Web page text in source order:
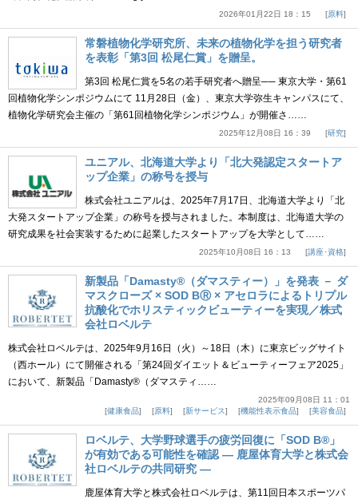
2026年01月22日 18：15 原料
常磐植物化学研究所、未来の植物化学を担う研究者
を表彰「第3回 松尾仁賞」を贈呈。
第3回 松尾仁賞を5名の若手研究者へ贈呈── 東京大学・第61
回植物化学シンポジウムにて 11月28日（金）、東京大学弥生キャンパスにて、
植物化学研究会主催の「第61回植物化学シンポジウム」が開催さ……
2025年12月08日 16：39 研究
ユニアル、北海道大学より「北大発認定スタートア
ップ企業」の称号を授与
株式会社ユニアルは、2025年7月17日、北海道大学より「北
大発スタートアップ企業」の称号を授与されました。本制度は、北海道大学の
研究成果を社会実装するために起業したスタートアップを大学として……
2025年10月08日 16：13 講座･資格
新製品「Damasty®（ダマスティー）」を発表 － ダ
マスクローズ × SOD BⓇ × アセロラによるトリプル
抗酸化でホリスティックビューティーを実現／株式
会社ロベルテ
株式会社ロベルテは、2025年9月16日（火）～18日（木）に東京ビッグサイト
（西ホール）にて開催される「第24回ダイエット＆ビューティーフェア2025」
において、新製品「Damasty®（ダマスティ……
2025年09月08日 11：01
健康食品
原料 新サービス 機能性表示食品 美容食品
ロベルテ、大学野球選手の疲労回復に「SOD B®」
が有効である可能性を確認 ― 鹿屋体育大学と株式会
社ロベルテの共同研究 ―
鹿屋体育大学と株式会社ロベルテは、第11回日本スポーツパ